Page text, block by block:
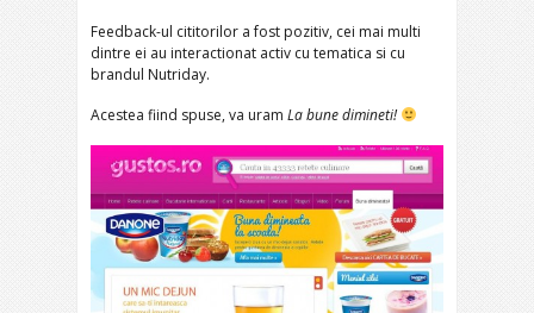
Feedback-ul cititorilor a fost pozitiv, cei mai multi
dintre ei au interactionat activ cu tematica si cu
brandul Nutriday.
Acestea fiind spuse, va uram La bune dimineti!